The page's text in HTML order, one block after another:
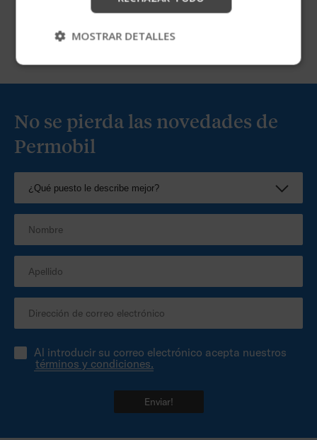
No se pierda las novedades de
Permobil
Al introducir su correo electrónico acepta nuestros
términos y condiciones.
Enviar!
MOSTRAR DETALLES